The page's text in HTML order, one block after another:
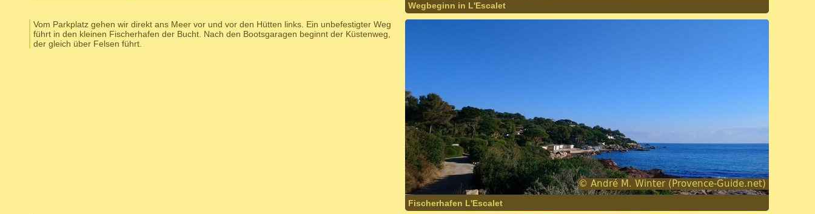
Wegbeginn in L'Escalet
Vom Parkplatz gehen wir direkt ans Meer vor und vor den Hütten links. Ein unbefestigter Weg
führt in den kleinen Fischerhafen der Bucht. Nach den Bootsgaragen beginnt der Küstenweg,
der gleich über Felsen führt.
Fischerhafen L'Escalet